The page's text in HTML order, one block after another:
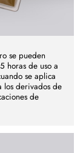
se pueden
horas de uso a
se aplica
los derivados de
de